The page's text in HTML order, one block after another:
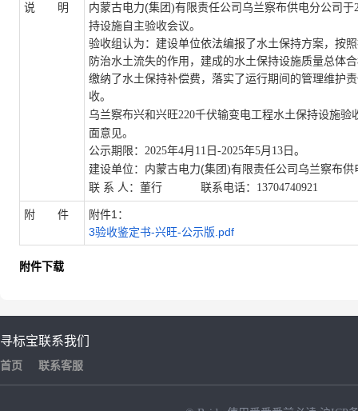
说 明 内蒙古电力(集团 )有限责任公司 乌兰察布供电分公司于
持设施自主验收会议。
验收组认为：建设单位依法编报了水土保持方案，按
防治水土流失的作用，建成的水土保持设施质量总体
缴纳了水土保持补偿费，落实了运行期间的管理维护
收。
乌兰察布兴和兴旺220千伏输变电工程水土保持设施验
面意见。
公示期限： 2025年4月 11 日 -2025年5月 13 日。
建设单位： 内蒙古电力(集团 )有限责任公司 乌兰察布供
联 系 人： 董行 联系电话： 13704740921
附 件
附件1：
3验收鉴定书-兴旺-公示版.pdf
附件下载
寻标宝
首页
联系我们
联系客服